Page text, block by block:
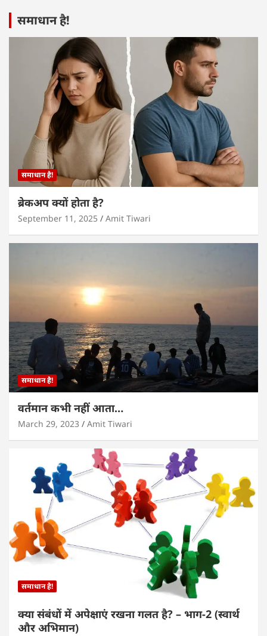
समाधान है!
समाधान है!
ब्रेकअप क्यों होता है?
September 11, 2025 Amit Tiwari
समाधान है!
वर्तमान कभी नहीं आता…
March 29, 2023 Amit Tiwari
समाधान है!
क्या संबंधों में अपेक्षाएं रखना गलत है? – भाग-2 (स्वार्थ
और अभिमान)